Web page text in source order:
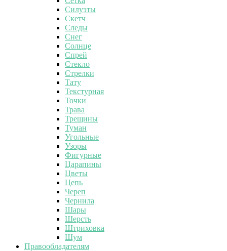
Силуэты
Скетч
Следы
Снег
Солнце
Спрей
Стекло
Стрелки
Тату
Текстурная
Точки
Трава
Трещины
Туман
Угольные
Узоры
Фигурные
Царапины
Цветы
Цепь
Череп
Чернила
Шары
Шерсть
Штриховка
Шум
Правообладателям